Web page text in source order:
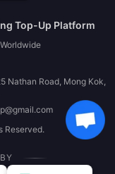
Top-Up Platform
Nathan Road, Mong Kok,
Reserved.